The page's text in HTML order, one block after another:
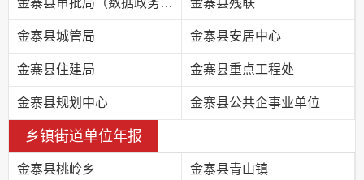
金寨县审批局（数据政务局） 金寨县残联
金寨县城管局 金寨县安居中心
金寨县住建局 金寨县重点工程处
金寨县规划中心 金寨县公共企事业单位
乡镇街道单位年报
金寨县桃岭乡 金寨县青山镇